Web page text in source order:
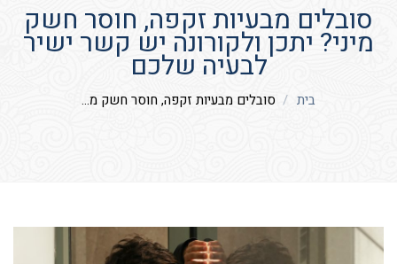
סובלים מבעיות זקפה, חוסר חשק
מיני? יתכן ולקורונה יש קשר ישיר
לבעיה שלכם
בית סובלים מבעיות זקפה, חוסר חשק מ...